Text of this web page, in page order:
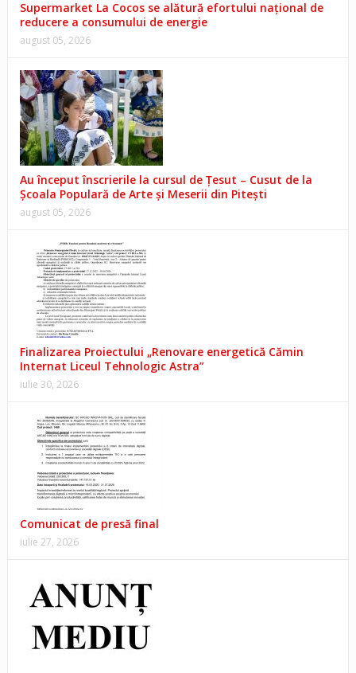
Supermarket La Cocos se alătură efortului național de
reducere a consumului de energie
august 05, 2026
Au început înscrierile la cursul de Țesut – Cusut de la
Școala Populară de Arte și Meserii din Pitești
august 05, 2026
Finalizarea Proiectului „Renovare energetică Cămin
Internat Liceul Tehnologic Astra”
iulie 30, 2026
Comunicat de presă final
iulie 27, 2026